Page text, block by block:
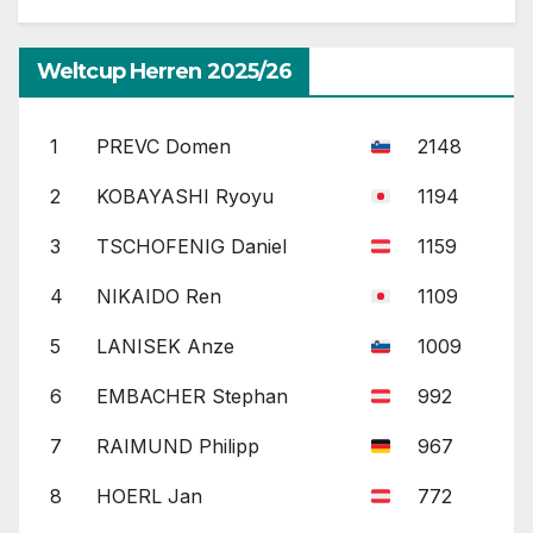
Weltcup Herren 2025/26
1 PREVC Domen 2148
2 KOBAYASHI Ryoyu 1194
3 TSCHOFENIG Daniel 1159
4 NIKAIDO Ren 1109
5 LANISEK Anze 1009
6 EMBACHER Stephan 992
7 RAIMUND Philipp 967
8 HOERL Jan 772